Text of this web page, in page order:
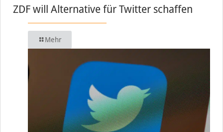
ZDF will Alternative für Twitter schaffen
Mehr